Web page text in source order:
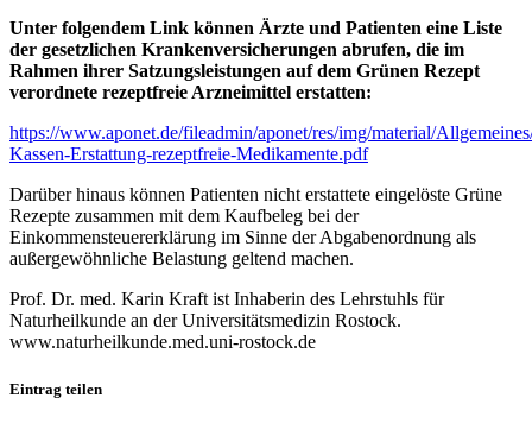
Unter folgendem Link können Ärzte und Patienten eine Liste
der gesetzlichen Krankenversicherungen abrufen, die im
Rahmen ihrer Satzungsleistungen auf dem Grünen Rezept
verordnete rezeptfreie Arzneimittel erstatten:
https://www.aponet.de/fileadmin/aponet/res/img/material/
Kassen-Erstattung-rezeptfreie-Medikamente.pdf
Darüber hinaus können Patienten nicht erstattete eingelöste Grüne
Rezepte zusammen mit dem Kaufbeleg bei der
Einkommensteuererklärung im Sinne der Abgabenordnung als
außergewöhnliche Belastung geltend machen.
Prof. Dr. med. Karin Kraft ist Inhaberin des Lehrstuhls für
Naturheilkunde an der Universitätsmedizin Rostock.
www.naturheilkunde.med.uni-rostock.de
Eintrag teilen